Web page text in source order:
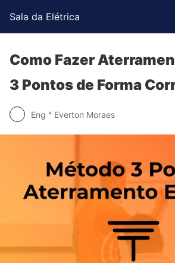
Sala da Elétrica
Como Fazer
3 Pontos de Forma
Eng ° Everton Moraes